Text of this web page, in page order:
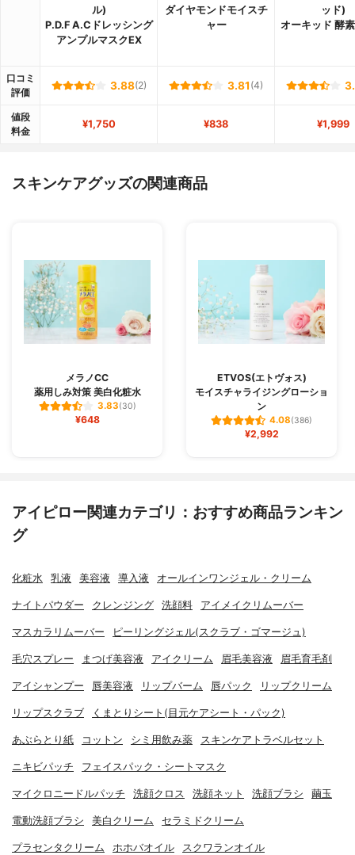
ル)
P.D.F A.Cドレッシング
アンプルマスクEX
ダイヤモンドモイスチ
ャー
ッド)
オーキッド 酵
口コミ
評価
3.88(2) 3.81 (4)
値段
料金
¥1,750 ¥838 ¥1,999
スキンケアグッズの関連商品
メラノCC
薬用しみ対策 美白化粧水
3.83(30)
¥648
ETVOS(エトヴォス)
モイスチャライジングローショ
ン
4.08(386)
¥2,992
アイピロー関連カテゴリ：おすすめ商品ランキン
グ
化粧水 乳液 美容液 導入液 オールインワンジェル・クリーム
ナイトパウダー クレンジング 洗顔料 アイメイクリムーバー
マスカラリムーバー ピーリングジェル(スクラブ・ゴマージュ)
毛穴スプレー まつげ美容液 アイクリーム 眉毛美容液 眉毛育毛剤
アイシャンプー 唇美容液 リップバーム 唇パック リップクリーム
リップスクラブ くまとりシート(目元ケアシート・パック)
あぶらとり紙 コットン シミ用飲み薬 スキンケアトラベルセット
ニキビパッチ フェイスパック・シートマスク
マイクロニードルパッチ 洗顔クロス 洗顔ネット 洗顔ブラシ 繭玉
電動洗顔ブラシ 美白クリーム セラミドクリーム
プラセンタクリーム ホホバオイル スクワランオイル